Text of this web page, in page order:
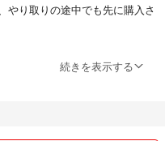
やり取りの途中でも先に購入さ
、月曜か火曜日発送になりま
続きを表示する